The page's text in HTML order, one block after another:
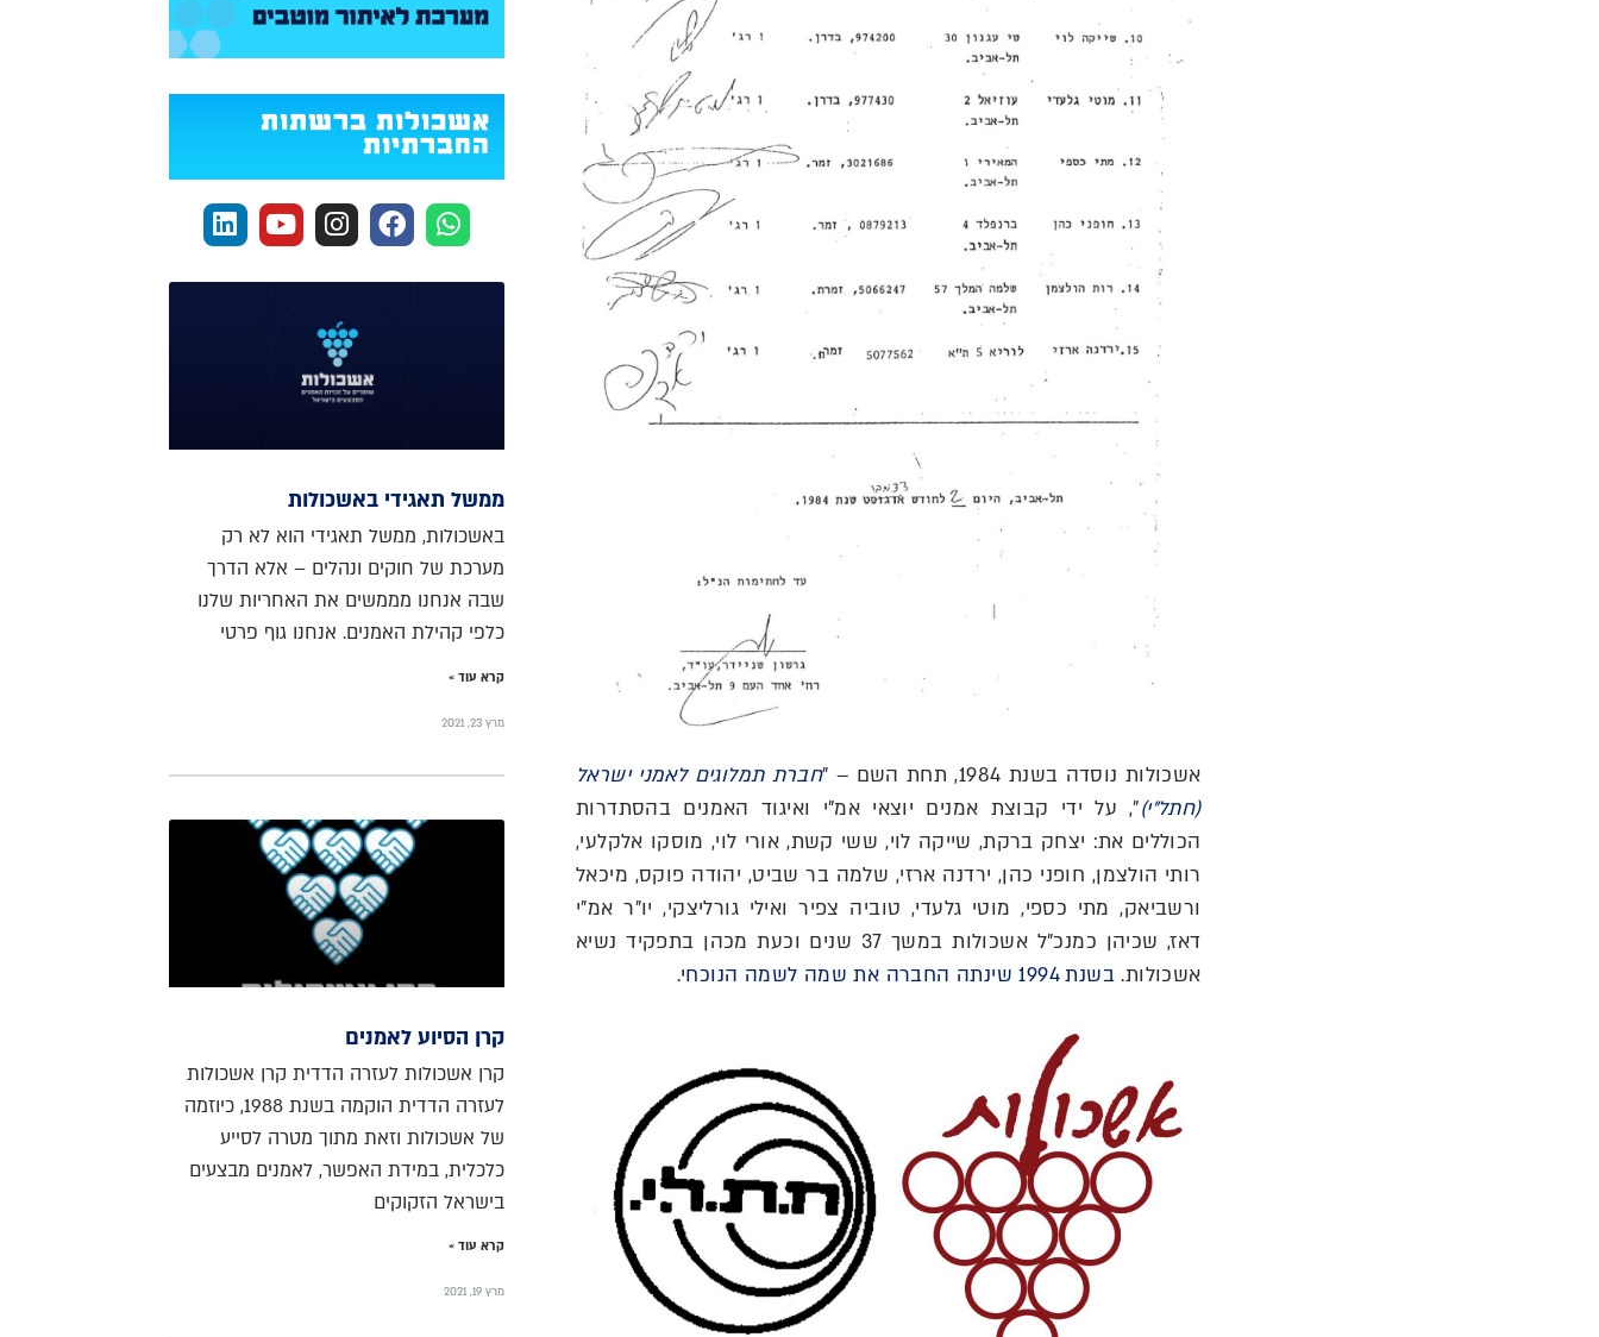
אשכולות נוסדה בשנת 1984, תחת השם – "
חברת תמלוגים לאמני ישראל
(חתל"י)", על ידי קבוצת אמנים יוצאי אמ"י ואיגוד האמנים בהסתדרות
הכוללים את: יצחק ברקת, שייקה לוי, ששי קשת, אורי לוי, מוסקו אלקלעי,
רותי הולצמן, חופני כהן, ירדנה ארזי, שלמה בר שביט, יהודה פוקס, מיכאל
ורשביאק, מתי כספי, מוטי גלעדי, טוביה צפיר ואילי גורליצקי, יו"ר אמ"י
דאז, שכיהן כמנכ"ל אשכולות במשך 37 שנים וכעת מכהן בתפקיד נשיא
אשכולות. בשנת 1994 שינתה החברה את שמה לשמה הנוכחי .
אשכולות ברשתות
החברתיות
ממשל תאגידי באשכולות
באשכולות, ממשל תאגידי הוא לא רק
מערכת של חוקים ונהלים – אלא הדרך
שבה אנחנו מממשים את האחריות שלנו
כלפי קהילת האמנים. אנחנו גוף פרטי
קרא עוד »
מרץ 23, 2021
קרן הסיוע לאמנים
קרן אשכולות לעזרה הדדית קרן אשכולות
לעזרה הדדית הוקמה בשנת 1988, כיוזמה
של אשכולות וזאת מתוך מטרה לסייע
כלכלית, במידת האפשר, לאמנים מבצעים
בישראל הזקוקים
קרא עוד »
מרץ 19, 2021